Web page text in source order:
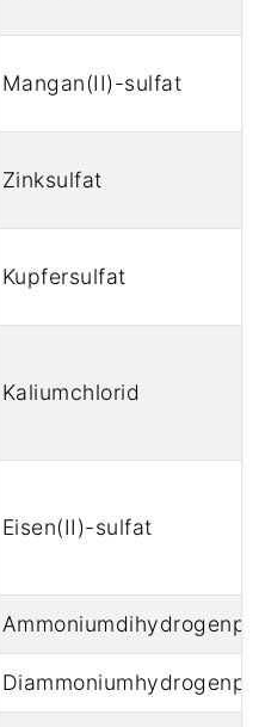
Mangan(II)-sulfat
Zinksulfat
Kupfersulfat
Kaliumchlorid
Eisen(II)-sulfat